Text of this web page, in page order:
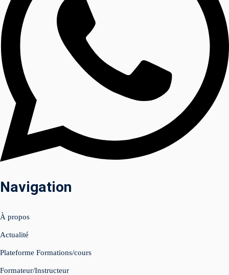
(Facebook &
📲
& shooting
Navigation
À propos
Actualité
Plateforme Formations/cours
Formateur/Instructeur